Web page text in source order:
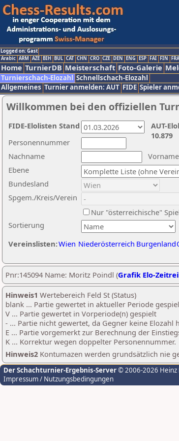
Logged on: Gast
Arabic ARM AZE BIH BUL CAT CHN CRO CZE DEN ENG ESP FAI FIN FRA
Home TurnierDB Meisterschaft Foto-Galerie
Turnierschach-Elozahl Schnellschach-Elozahl
Allgemeines Turnier anmelden: AUT FIDE Spieler
Willkommen bei den offiziellen
Nachname
Vorname
Ebene
Sortierung
Personennummer
Bundesland
Spgem./Kreis/Verein
Nur "österreichische"
Vereinslisten:Wien Niederösterreich Burgenland
AUT-
10.879
FIDE-Elolisten Stand
Pnr:145094 Name: Moritz Poindl (Grafik Elo-
Hinweis1 Wertebereich Feld St (Status)
blank ... Partie gewertet in aktueller Periode
V ... Partie gewertet in Vorperiode(n) gespielt
- ... Partie nicht gewertet, da Gegner keine Elozahl
E ... Partie vorgemerkt zur Berechnung der
K ... Korrektur wegen doppelter Personennummer.
Hinweis2 Kontumazen werden grundsätzlich nie
Der Schachturnier-Ergebnis-Server© 2006-2026 Heinz
Impressum / Nutzungsbedingungen